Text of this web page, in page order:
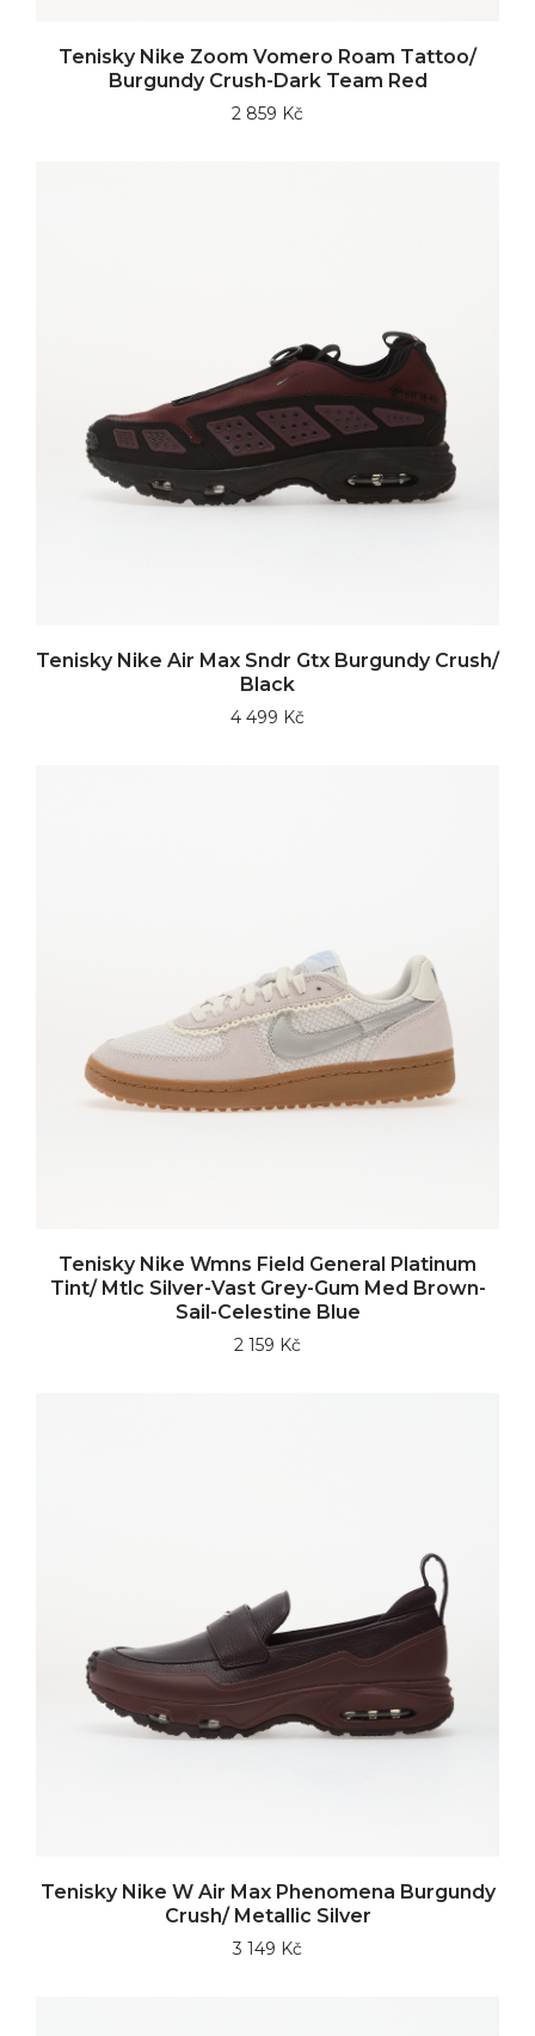
Tenisky Nike Zoom Vomero Roam Tattoo/
Burgundy Crush-Dark Team Red
2 859 Kč
Tenisky Nike Air Max Sndr Gtx Burgundy Crush/
Black
4 499 Kč
Tenisky Nike Wmns Field General Platinum
Tint/ Mtlc Silver-Vast Grey-Gum Med Brown-
Sail-Celestine Blue
2 159 Kč
Tenisky Nike W Air Max Phenomena Burgundy
Crush/ Metallic Silver
3 149 Kč